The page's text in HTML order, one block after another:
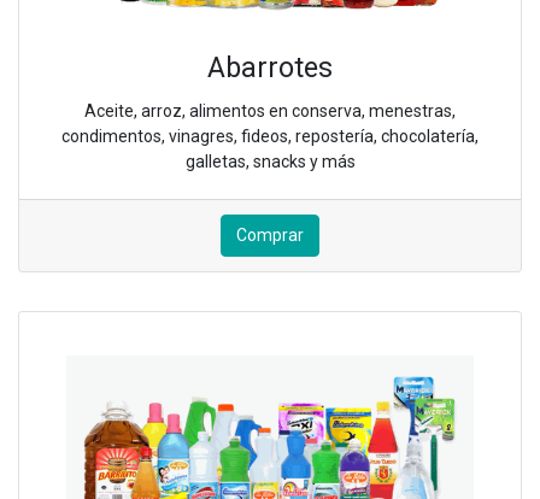
Abarrotes
Aceite, arroz, alimentos en conserva, menestras,
condimentos, vinagres, fideos, repostería, chocolatería,
galletas, snacks y más
Comprar